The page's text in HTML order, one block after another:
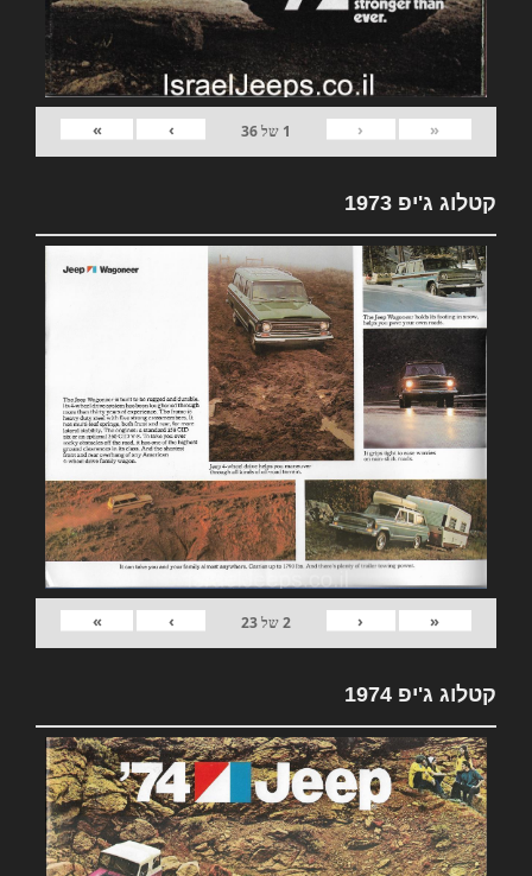
«
‹
1 של36
›
»
קטלוג ג'יפ 1973
«
‹
2של23
›
»
קטלוג ג'יפ 1974